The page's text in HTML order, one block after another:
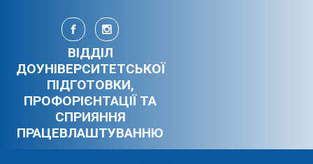
Skip to main content
ВІДДІЛ
ДОУНІВЕРСИТЕТСЬКОЇ
ПІДГОТОВКИ,
ПРОФОРІЄНТАЦІЇ ТА
СПРИЯННЯ
ПРАЦЕВЛАШТУВАННЮ